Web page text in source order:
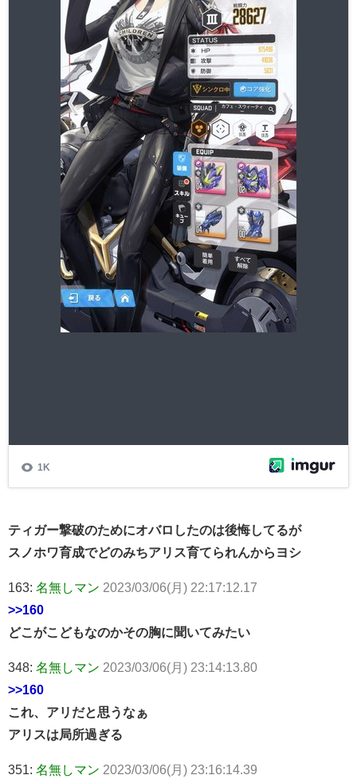
ティガー撃破のためにオバロしたのは後悔してるが
スノホワ育成でどのみちアリス育てられんからヨシ
163: 名無しマン 2023/03/06(月) 22:17:12.17
>>160
どこがこどもなのかその胸に聞いてみたい
348: 名無しマン 2023/03/06(月) 23:14:13.80
>>160
これ、アリだと思うなぁ
アリスは局所過ぎる
351: 名無しマン 2023/03/06(月) 23:16:14.39